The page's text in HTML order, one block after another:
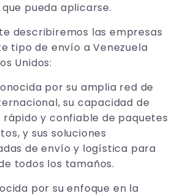
pueda aplicarse.
describiremos las empresas
tipo de envío a Venezuela
Unidos:
por su amplia red de
su capacidad de
y confiable de paquetes
y sus soluciones
de envío y logística para
todos los tamaños.
por su enfoque en la